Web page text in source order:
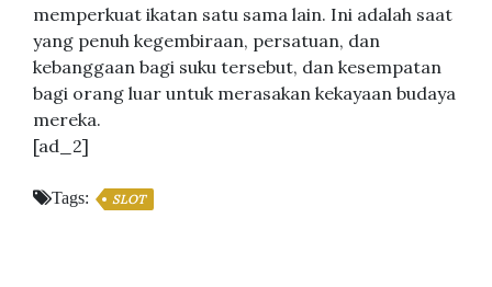
memperkuat ikatan satu sama lain. Ini adalah saat
yang penuh kegembiraan, persatuan, dan
kebanggaan bagi suku tersebut, dan kesempatan
bagi orang luar untuk merasakan kekayaan budaya
mereka.
[ad_2]
Tags: SLOT